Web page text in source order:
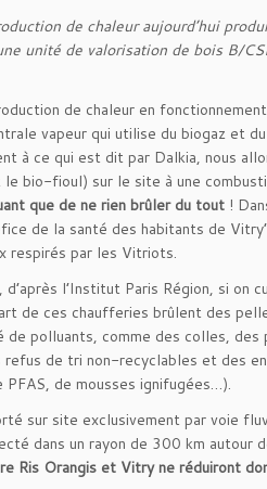
de chaleur aujourd’hui
unité de valorisation de bois B/
de chaleur en
vapeur qui utilise du biogaz et
à ce qui est dit par Dalkia, nous
bio-fioul) sur le site à une
que de ne rien brûler du tout !
de la santé des habitants de
respirés par les Vitriots.
l’Institut Paris Région, si on
de ces chaufferies brûlent des
polluants, comme des colles,
de tri non-recyclables et des
de mousses ignifugées…).
sur site exclusivement par voie
dans un rayon de 300 km autour
Orangis et Vitry ne réduiront